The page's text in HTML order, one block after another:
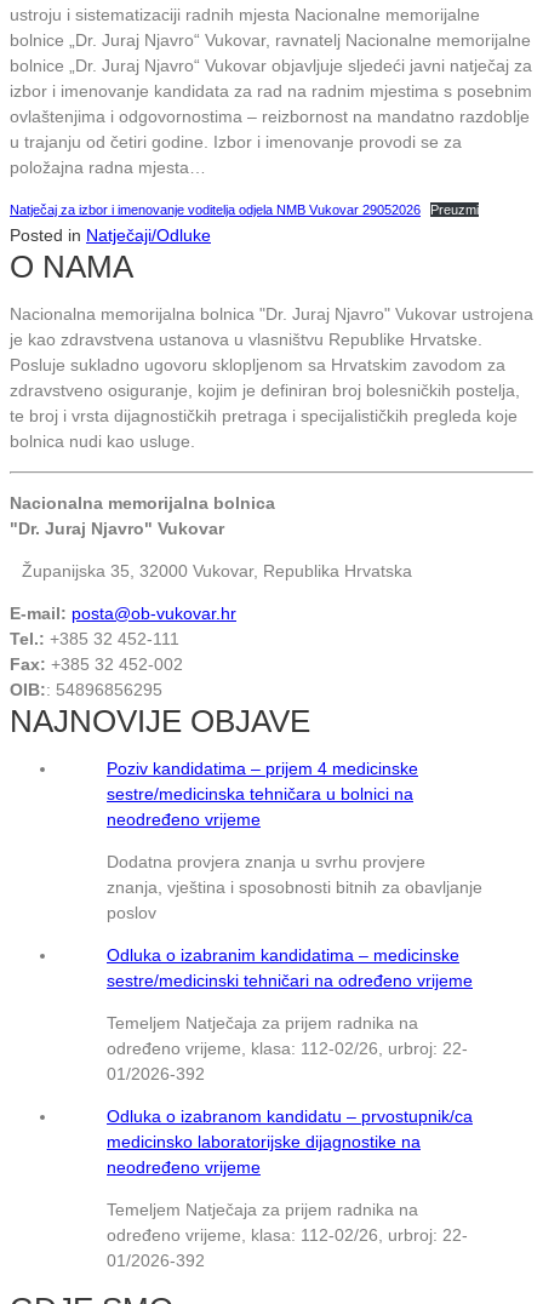
ustroju i sistematizaciji radnih mjesta Nacionalne memorijalne
bolnice „Dr. Juraj Njavro“ Vukovar, ravnatelj Nacionalne memorijalne
bolnice „Dr. Juraj Njavro“ Vukovar objavljuje sljedeći javni natječaj za
izbor i imenovanje kandidata za rad na radnim mjestima s posebnim
ovlaštenjima i odgovornostima – reizbornost na mandatno razdoblje
u trajanju od četiri godine. Izbor i imenovanje provodi se za
položajna radna mjesta…
Natječaj za izbor i imenovanje voditelja odjela NMB Vukovar 29052026 Preuzmi
Posted in Natječaji/Odluke
O NAMA
Nacionalna memorijalna bolnica "Dr. Juraj Njavro" Vukovar ustrojena
je kao zdravstvena ustanova u vlasništvu Republike Hrvatske.
Posluje sukladno ugovoru sklopljenom sa Hrvatskim zavodom za
zdravstveno osiguranje, kojim je definiran broj bolesničkih postelja,
te broj i vrsta dijagnostičkih pretraga i specijalističkih pregleda koje
bolnica nudi kao usluge.
Nacionalna memorijalna bolnica
"Dr. Juraj Njavro" Vukovar
Županijska 35, 32000 Vukovar, Republika Hrvatska
E-mail: posta@ob-vukovar.hr
Tel.: +385 32 452-111
Fax: +385 32 452-002
OIB:: 54896856295
NAJNOVIJE OBJAVE
Poziv kandidatima – prijem 4 medicinske
sestre/medicinska tehničara u bolnici na
neodređeno vrijeme
Dodatna provjera znanja u svrhu provjere
znanja, vještina i sposobnosti bitnih za obavljanje
poslov
Odluka o izabranim kandidatima – medicinske
sestre/medicinski tehničari na određeno vrijeme
Temeljem Natječaja za prijem radnika na
određeno vrijeme, klasa: 112-02/26, urbroj: 22-
01/2026-392
Odluka o izabranom kandidatu – prvostupnik/ca
medicinsko laboratorijske dijagnostike na
neodređeno vrijeme
Temeljem Natječaja za prijem radnika na
određeno vrijeme, klasa: 112-02/26, urbroj: 22-
01/2026-392